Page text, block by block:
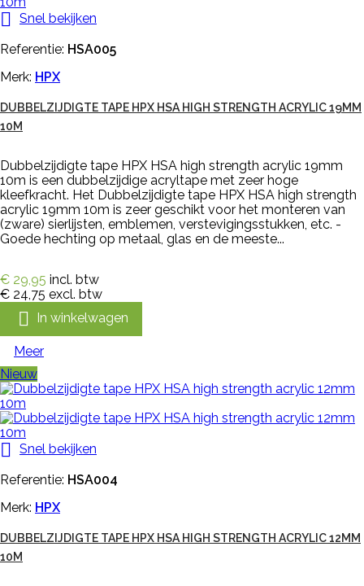
 Snel bekijken
Referentie: HSA005
Merk: HPX
DUBBELZIJDIGTE TAPE HPX HSA HIGH STRENGTH ACRYLIC 19MM
10M
Dubbelzijdigte tape HPX HSA high strength acrylic 19mm
10m is een dubbelzijdige acryltape met zeer hoge
kleefkracht. Het Dubbelzijdigte tape HPX HSA high strength
acrylic 19mm 10m is zeer geschikt voor het monteren van
(zware) sierlijsten, emblemen, verstevigingsstukken, etc. -
Goede hechting op metaal, glas en de meeste...
€ 29,95 incl. btw
€ 24,75 excl. btw
 In winkelwagen
Meer
Nieuw
 Snel bekijken
Referentie: HSA004
Merk: HPX
DUBBELZIJDIGTE TAPE HPX HSA HIGH STRENGTH ACRYLIC 12MM
10M